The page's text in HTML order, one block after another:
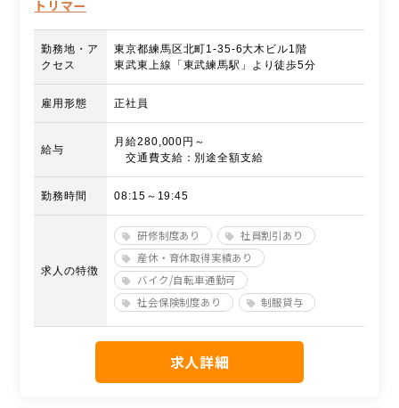
トリマー
勤務地・ア
クセス
東京都練馬区北町1-35-6大木ビル1階
東武東上線「東武練馬駅」より徒歩5分
雇用形態 正社員
給与
月給280,000円～
交通費支給：別途全額支給
勤務時間 08:15～19:45
求人の特徴
研修制度あり
社員割引あり
産休・育休取得実績あり
バイク/自転車通勤可
社会保険制度あり
制服貸与
求人詳細